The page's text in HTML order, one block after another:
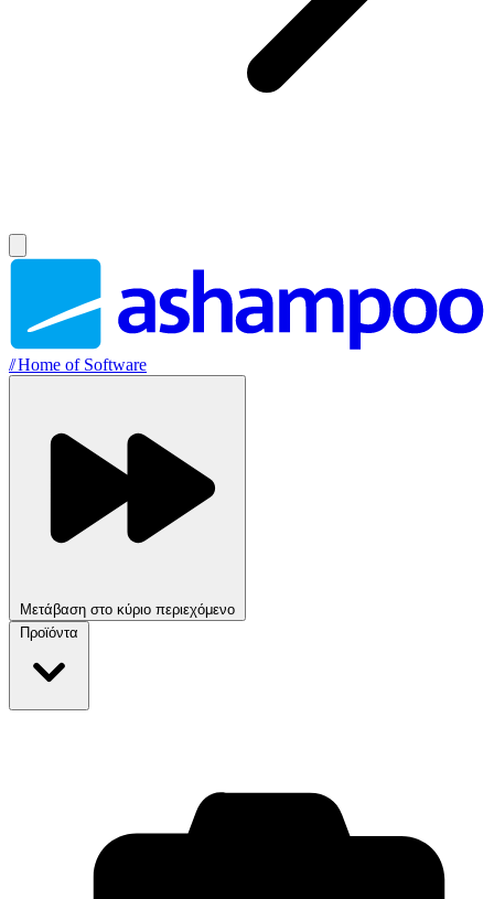
//Home of Software
Μετάβαση στο κύριο περιεχόμενο
Προϊόντα